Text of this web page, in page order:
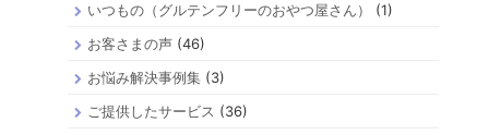
いつもの（グルテンフリーのおやつ屋さん）
(1)
お客さまの声 (46)
お悩み解決事例集 (3)
ご提供したサービス (36)